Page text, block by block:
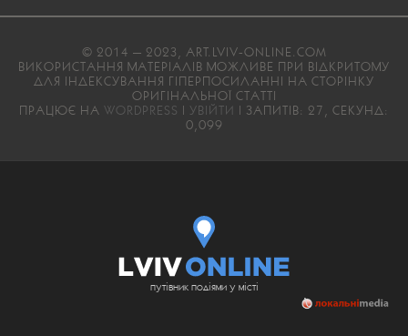
© 2014 — 2023, ART.LVIV-ONLINE.COM
ВИКОРИСТАННЯ МАТЕРІАЛІВ МОЖЛИВЕ ПРИ ВІДКРИТОМУ
ДЛЯ ІНДЕКСУВАННЯ ГІПЕРПОСИЛАННІ НА СТОРІНКУ
ОРИГІНАЛЬНОЇ СТАТТІ
ПРАЦЮЄ НА WORDPRESS | УВІЙТИ | ЗАПИТІВ: 27, СЕКУНД:
0,099
путівник подіями у місті